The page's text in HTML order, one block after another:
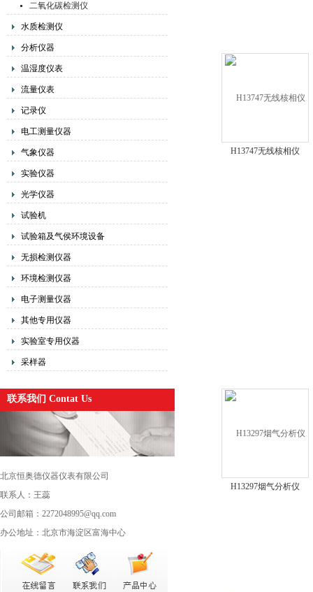
二氧化碳检测仪
水质检测仪
分析仪器
温湿度仪表
流量仪表
记录仪
电工测量仪器
气象仪器
实验仪器
光学仪器
试验机
试验箱及气侯环境设备
无损检测仪器
环境检测仪器
电子测量仪器
其他专用仪器
实验室专用仪器
采样器
联系我们 Contat Us
北京恒奥德仪器仪表有限公司
联系人：王蕊
公司邮箱：2272048995@qq.com
办公地址：北京市海淀区富海中心
H13747无线核相仪
H13297烟气分析仪